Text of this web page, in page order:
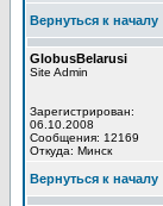
Вернуться к началу
GlobusBelarusi
Site Admin
Зарегистрирован:
06.10.2008
Сообщения: 12169
Откуда: Минск
Вернуться к началу